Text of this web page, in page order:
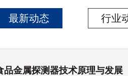
最新动态 行业
品金属探测器技术原理与发展